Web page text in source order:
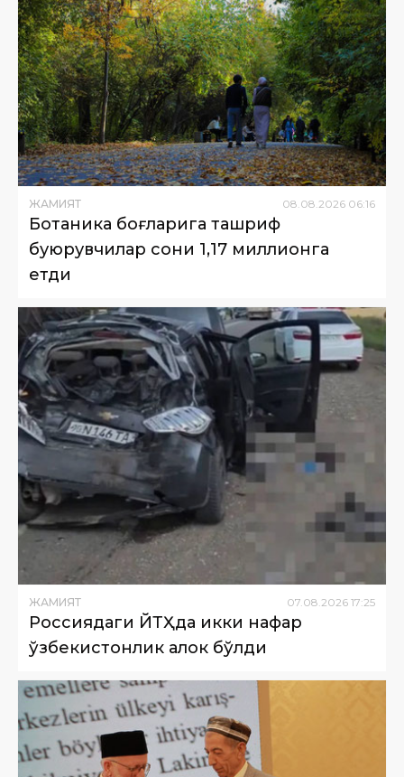
ЖАМИЯТ 08.08.2026 06:16
Ботаника боғларига ташриф
буюрувчилар сони 1,17 миллионга
етди
ЖАМИЯТ 07.08.2026 17:25
Россиядаги ЙТҲда икки нафар
ўзбекистонлик ҳалок бўлди